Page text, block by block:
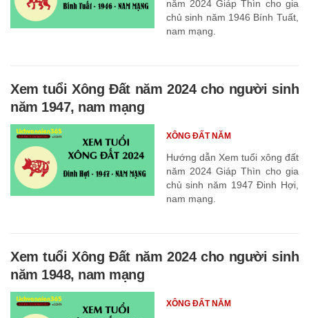
năm 2024 Giáp Thìn cho gia
chủ sinh năm 1946 Bính Tuất,
nam mạng.
Xem tuổi Xông Đất năm 2024 cho người sinh
năm 1947, nam mạng
Hướng dẫn Xem tuổi xông đất
năm 2024 Giáp Thìn cho gia
chủ sinh năm 1947 Đinh Hợi,
nam mạng.
XÔNG ĐẤT NĂM
Xem tuổi Xông Đất năm 2024 cho người sinh
năm 1948, nam mạng
XÔNG ĐẤT NĂM